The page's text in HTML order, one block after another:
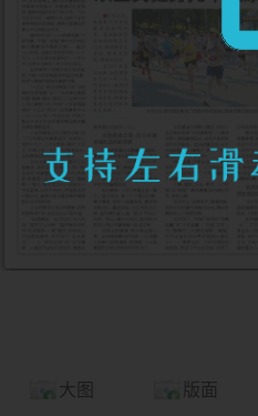
大图 版面